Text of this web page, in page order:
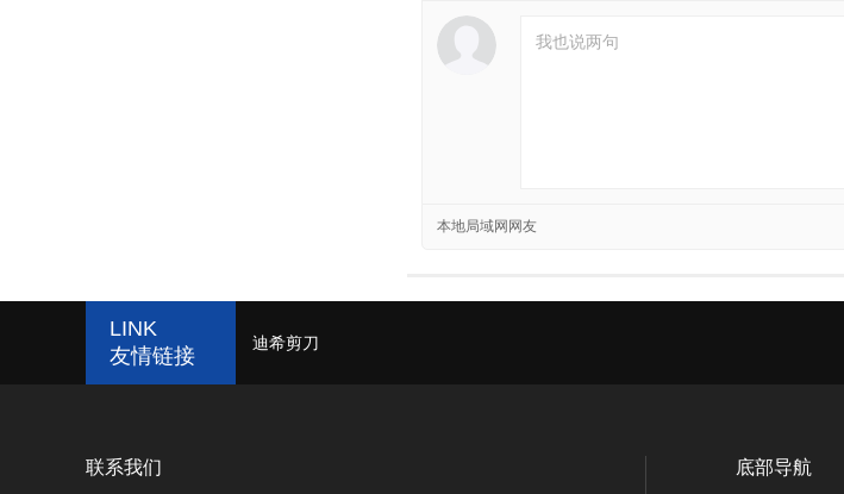
本地局域网网友
LINK
友情链接
迪希剪刀
联系我们 底部导航